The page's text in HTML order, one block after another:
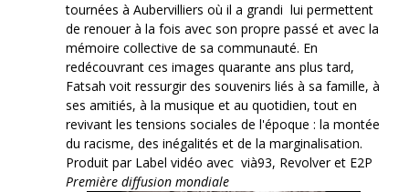
tournées à Aubervilliers où il a grandi lui permettent
de renouer à la fois avec son propre passé et avec la
mémoire collective de sa communauté. En
redécouvrant ces images quarante ans plus tard,
Fatsah voit ressurgir des souvenirs liés à sa famille, à
ses amitiés, à la musique et au quotidien, tout en
revivant les tensions sociales de l'époque : la montée
du racisme, des inégalités et de la marginalisation.
Produit par Label vidéo avec vià93, Revolver et E2P
Première diffusion mondiale